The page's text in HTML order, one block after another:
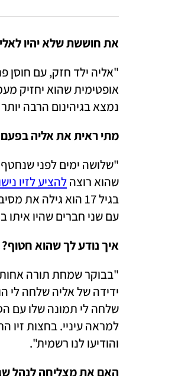
את חוששת שלא יהיו
נמצא בגיהינום הרבה
מתי ראית את אליה
שהוא רוצה להציע לזיו
עם שני חברים שהיו איתו
איך נודע לך שהוא חטוף?
והודיעו לנו רשמית".
האם את מצליחה לנהל